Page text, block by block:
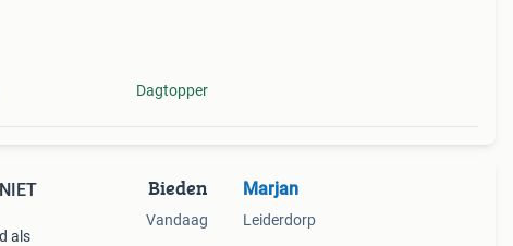
Dagtopper
als
Bieden
Vandaag
Marjan
Leiderdorp